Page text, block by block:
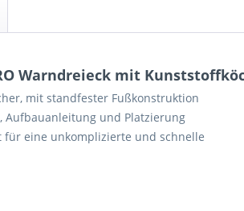
Warndreieck mit
mit standfester Fußkonstruktion
Aufbauanleitung und Platzierung
eine unkomplizierte und schnelle